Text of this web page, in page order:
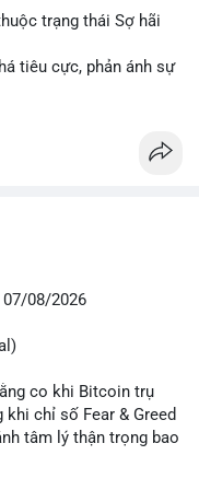
trạng thái Sợ hãi
tiêu cực, phản ánh sự
Cash Cat (CASHCAT),
Dogecoin, Polkadot,
chiếm ưu thế.
stagflation (lạm phát
của người Mỹ đang
cấp dịch vụ giao dịch
07/08/2026
co khi Bitcoin trụ
khi chỉ số Fear & Greed
tâm lý thận trọng bao